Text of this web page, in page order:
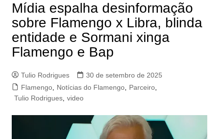
Mídia espalha desinformação
sobre Flamengo x Libra, blinda
entidade e Sormani xinga
Flamengo e Bap
Tulio Rodrigues
30 de setembro de 2025
Flamengo, Notícias do Flamengo, Parceiro,
Tulio Rodrigues, video